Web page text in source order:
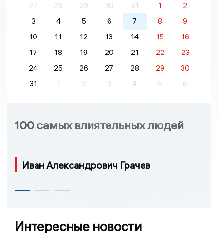
27
28 29 30 31 1
2
3
4 5 6 7 8
9
10
11 12 13 14 15
16
17
18 19 20 21 22
23
24
25 26 27 28 29
30
31
1 2 3 4 5 6
100 самых влиятельных людей
Иван Александрович Грачев
Интересные новости